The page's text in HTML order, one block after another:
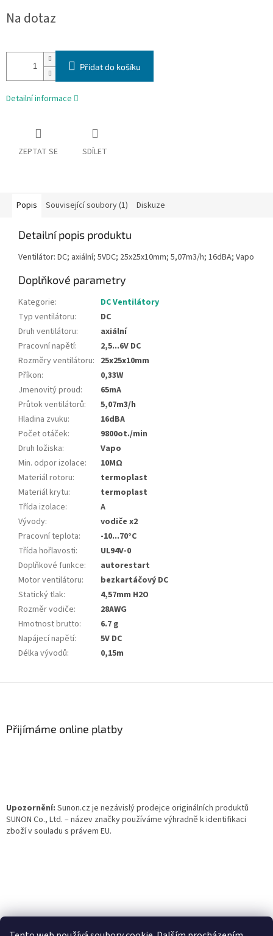
cena:
Na dotaz
Přidat do košíku
Detailní informace
ZEPTAT SE SDÍLET
Popis Související soubory (1) Diskuze
Detailní popis produktu
Ventilátor: DC; axiální; 5VDC; 25x25x10mm; 5,07m3/h; 16dBA; Vapo
Doplňkové parametry
Kategorie:
DC Ventilátory
Typ ventilátoru:
DC
Druh ventilátoru:
axiální
Pracovní napětí:
2,5...6V DC
Rozměry ventilátoru: 25x25x10mm
Příkon:
0,33W
Jmenovitý proud:
65mA
Průtok ventilátorů:
5,07m3/h
Hladina zvuku:
16dBA
Počet otáček:
9800ot./min
Druh ložiska:
Vapo
Min. odpor izolace:
10MΩ
Materiál rotoru:
termoplast
Materiál krytu:
termoplast
Třída izolace:
A
Vývody:
vodiče x2
Pracovní teplota:
-10...70°C
Třída hořlavosti:
UL94V-0
Doplňkové funkce:
autorestart
Motor ventilátoru:
bezkartáčový DC
Statický tlak:
4,57mm H2O
Rozměr vodiče:
28AWG
Hmotnost brutto:
6.7 g
Napájecí napětí:
5V DC
Délka vývodů: 0,15m
Přijímáme online platby
Upozornění: Sunon.cz je nezávislý prodejce originálních produktů
SUNON Co., Ltd. – název značky používáme výhradně k identifikaci
zboží v souladu s právem EU.